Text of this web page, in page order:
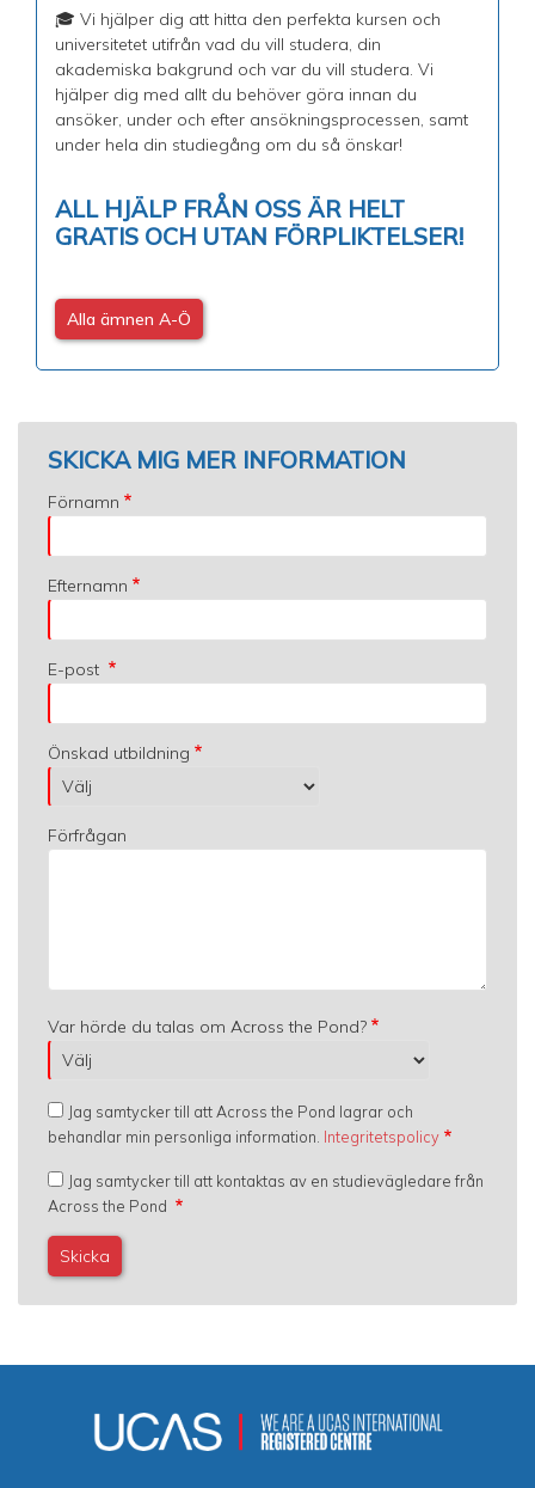
🎓 Vi hjälper dig att hitta den perfekta kursen och
universitetet utifrån vad du vill studera, din
akademiska bakgrund och var du vill studera. Vi
hjälper dig med allt du behöver göra innan du
ansöker, under och efter ansökningsprocessen, samt
under hela din studiegång om du så önskar!
ALL HJÄLP FRÅN OSS ÄR HELT
GRATIS OCH UTAN FÖRPLIKTELSER!
Alla ämnen A-Ö
SKICKA MIG MER INFORMATION
Förnamn
Efternamn
E-post
Önskad utbildning
Förfrågan
Var hörde du talas om Across the Pond?
Jag samtycker till att Across the Pond lagrar och
behandlar min personliga information. Integritetspolicy
Jag samtycker till att kontaktas av en studievägledare från
Across the Pond